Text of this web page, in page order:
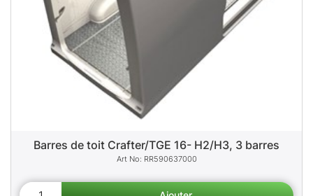
Barres de toit Crafter/TGE 16- H2/H3, 3 barres
RR590637000